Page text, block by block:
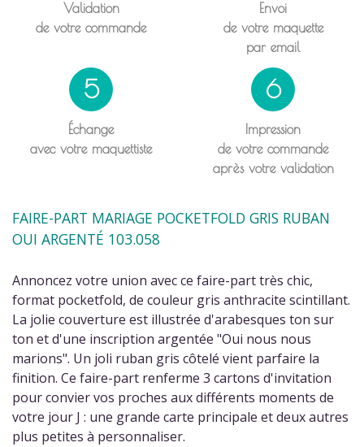
Validation
de votre commande
Envoi
de votre maquette
par email
5
Échange
avec votre maquettiste
6
Impression
de votre commande
après votre validation
FAIRE-PART MARIAGE POCKETFOLD GRIS RUBAN
OUI ARGENTÉ 103.058
Annoncez votre union avec ce faire-part très chic,
format pocketfold, de couleur gris anthracite scintillant.
La jolie couverture est illustrée d'arabesques ton sur
ton et d'une inscription argentée "Oui nous nous
marions". Un joli ruban gris côtelé vient parfaire la
finition. Ce faire-part renferme 3 cartons d'invitation
pour convier vos proches aux différents moments de
votre jour J : une grande carte principale et deux autres
plus petites à personnaliser.